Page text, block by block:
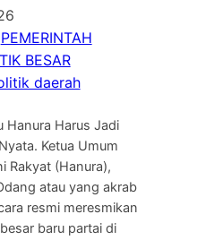
PEMERINTAH
BESAR
daerah
Hanura Harus Jadi
Ketua Umum
Rakyat (Hanura),
atau yang akrab
resmi meresmikan
baru partai di